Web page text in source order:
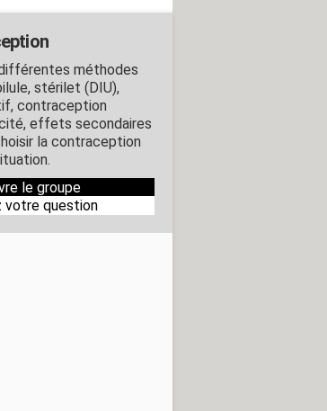
méthodes
stérilet (DIU),
contraception
effets secondaires
la contraception
le groupe
votre question